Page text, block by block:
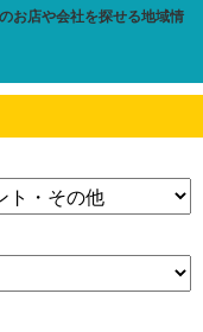
お店や会社を探せる地域情